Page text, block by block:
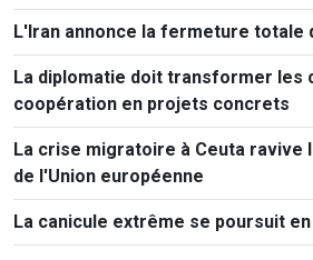
L'Iran annonce la fermeture totale
La diplomatie doit transformer les
coopération en projets concrets
La crise migratoire à Ceuta ravive
de l'Union européenne
La canicule extrême se poursuit en